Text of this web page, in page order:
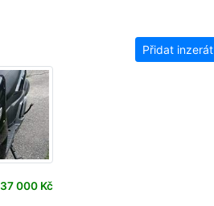
Přidat inzerát
37 000 Kč